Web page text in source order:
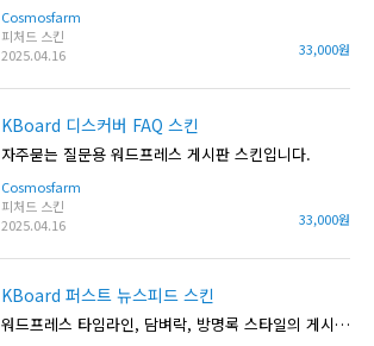
Cosmosfarm
피처드 스킨
2025.04.16
33,000원
KBoard 디스커버 FAQ 스킨
자주묻는 질문용 워드프레스 게시판 스킨입니다.
Cosmosfarm
피처드 스킨
2025.04.16
33,000원
KBoard 퍼스트 뉴스피드 스킨
워드프레스 타임라인, 담벼락, 방명록 스타일의 게시판 스킨입니다.